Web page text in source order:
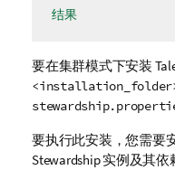
结果
要在集群模式下安装
要执行此安装，您需要
Stewardship实例及其依